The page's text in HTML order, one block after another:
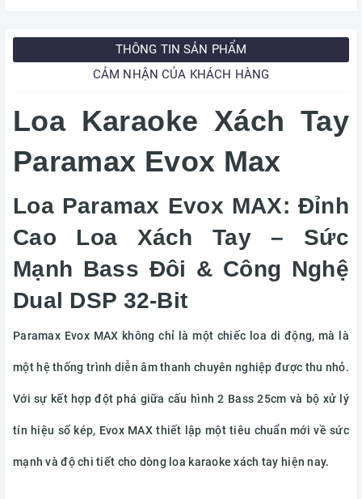
THÔNG TIN SẢN PHẨM
CẢM NHẬN CỦA KHÁCH HÀNG
Loa Karaoke Xách Tay
Paramax Evox Max
Loa Paramax Evox MAX: Đỉnh
Cao Loa Xách Tay – Sức
Mạnh Bass Đôi & Công Nghệ
Dual DSP 32-Bit
Paramax Evox MAX không chỉ là một chiếc loa di động, mà là
một hệ thống trình diễn âm thanh chuyên nghiệp được thu nhỏ.
Với sự kết hợp đột phá giữa cấu hình 2 Bass 25cm và bộ xử lý
tín hiệu số kép, Evox MAX thiết lập một tiêu chuẩn mới về sức
mạnh và độ chi tiết cho dòng loa karaoke xách tay hiện nay.